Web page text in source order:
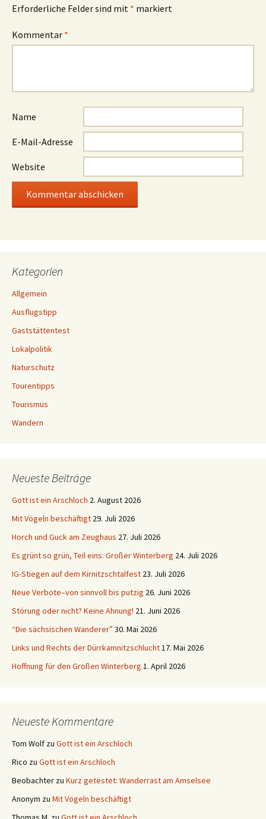
Erforderliche Felder sind mit * markiert
Kommentar *
Name
E-Mail-Adresse
Website
Kategorien
Allgemein
Ausflugstipp
Gaststättentest
Lokalpolitik
Naturschutz
Tourentipps
Tourismus
Wandern
Neueste Beiträge
Gott ist ein Arschloch 2. August 2026
Mit Vögeln beschäftigt 29. Juli 2026
Horch und Guck am Zeughaus 27. Juli 2026
Es grünt so grün, Teil eins: Großer Winterberg 24. Juli 2026
IG-Stiegen auf dem Kirnitzschtalfest 23. Juli 2026
Neue Verbote–von sinnvoll bis putzig 26. Juni 2026
Störung oder nicht? Keine Ahnung! 21. Juni 2026
“Die sächsischen Wanderer” 30. Mai 2026
Links und Rechts der Dürrkamnitzschlucht17. Mai 2026
Hoffnung für den Großen Winterberg 1. April 2026
Neueste Kommentare
Tom Wolf zu Gott ist ein Arschloch
Rico zu Gott ist ein Arschloch
Beobachter zu Kurz getestet: Wanderrast am Amselsee
Anonym zu Mit Vögeln beschäftigt